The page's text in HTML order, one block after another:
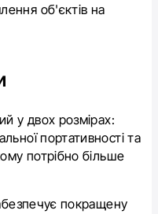
об'єктів на
у двох розмірах:
портативності та
потрібно більше
покращену